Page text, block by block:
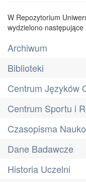
W Repozytorium
wydzielono następujące
Archiwum
Biblioteki
Centrum Języków
Centrum Sportu i
Czasopisma
Dane Badawcze
Historia Uczelni